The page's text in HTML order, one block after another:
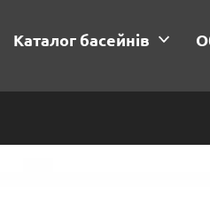
Каталог басейнів